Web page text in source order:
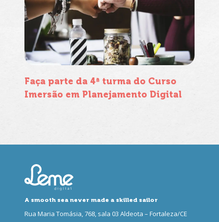
Faça parte da 4ª turma do Curso
Imersão em Planejamento Digital
A smooth sea never made a skilled sailor
Rua Maria Tomásia, 768, sala 03 Aldeota – Fortaleza/CE